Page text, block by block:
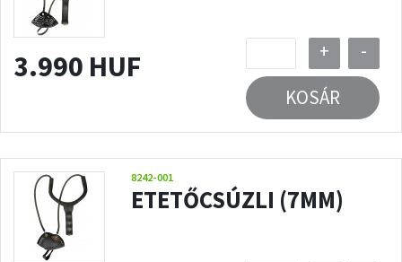
3.990 HUF +
-
KOSÁR
8242-001
ETETŐCSÚZLI (7MM)